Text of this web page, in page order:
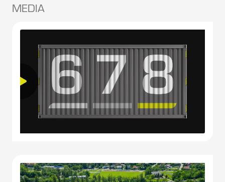
MEDIA